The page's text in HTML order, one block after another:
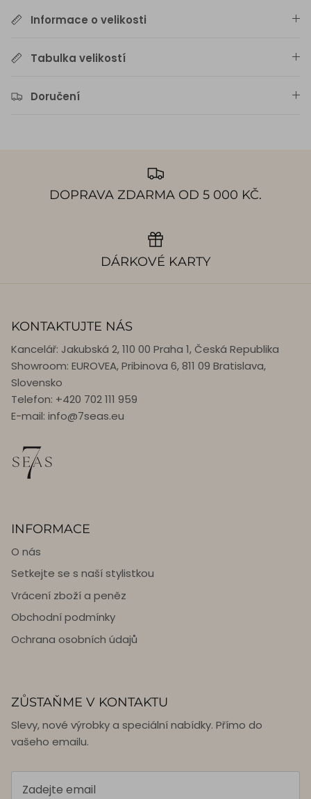
Informace o velikosti
Tabulka velikostí
Doručení
DOPRAVA ZDARMA OD 5 000 KČ.
DÁRKOVÉ KARTY
KONTAKTUJTE NÁS
Kancelář: Jakubská 2, 110 00 Praha 1, Česká Republika
Showroom: EUROVEA, Pribinova 6, 811 09 Bratislava,
Slovensko
Telefon: +420 702 111 959
E-mail: info@7seas.eu
INFORMACE
O nás
Setkejte se s naší stylistkou
Vrácení zboží a peněz
Obchodní podmínky
Ochrana osobních údajů
ZŮSTAŇME V KONTAKTU
Slevy, nové výrobky a speciální nabídky. Přímo do
vašeho emailu.